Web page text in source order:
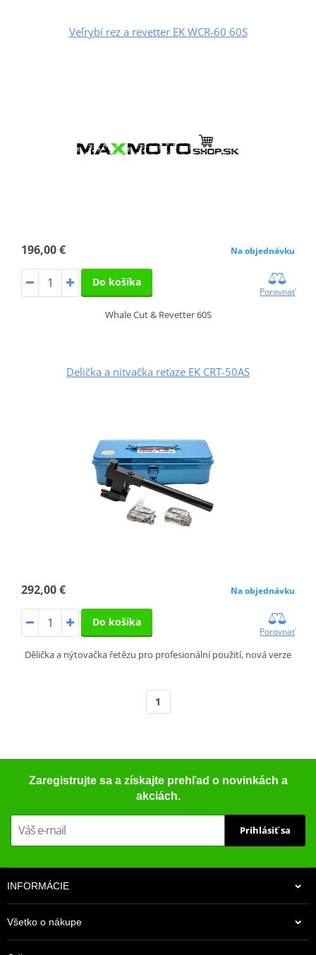
Veľrybí rez a revetter EK WCR-60 60S
196,00 € Na objednávku
Do košíka
Porovnať
Whale Cut & Revetter 60S
Delička a nitvačka reťaze EK CRT-50AS
292,00 € Na objednávku
Do košíka
Porovnať
Dělička a nýtovačka řetězu pro profesionální použití, nová verze
1
Zaregistrujte sa a získajte prehľad o novinkách a
akciách.
Prihlásiť sa
INFORMÁCIE
Všetko o nákupe